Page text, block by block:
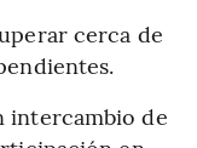
cerca de
intercambio de